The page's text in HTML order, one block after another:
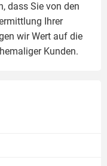
dass Sie von den
Ihrer
wir Wert auf die
Kunden.